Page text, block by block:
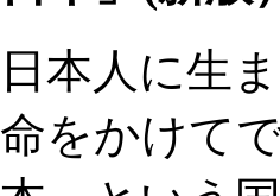
日本人に生
命をかけて